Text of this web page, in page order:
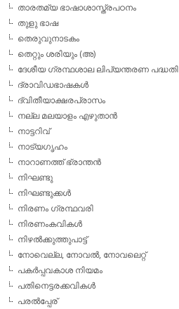
താരതമ്യ ഭാഷാശാസ്ത്രപഠനം
തുളു ഭാഷ
തെരുവുനാടകം
തെറ്റും ശരിയും (അ)
ദേശീയ ഗ്രന്ഥശാല ലിപ്യന്തരണ പദ്ധതി
ദ്രാവിഡഭാഷകള്‍
ദ്വിതീയാക്ഷരപ്രാസം
നല്ല മലയാളം എഴുതാന്‍
നാട്ടറിവ്
നാട്യഗൃഹം
നാറാണത്ത് ഭ്രാന്തന്‍
നിഘണ്ടു
നിഘണ്ടുക്കള്‍
നിരണം ഗ്രന്ഥവരി
നിരണംകവികള്‍
നിഴല്‍ക്കുത്തുപാട്ട്
നോവെല്ല, നോവല്‍, നോവലെറ്റ്
പകര്‍പ്പവകാശ നിയമം
പതിനെട്ടരക്കവികള്‍
പരല്‍പ്പേര്